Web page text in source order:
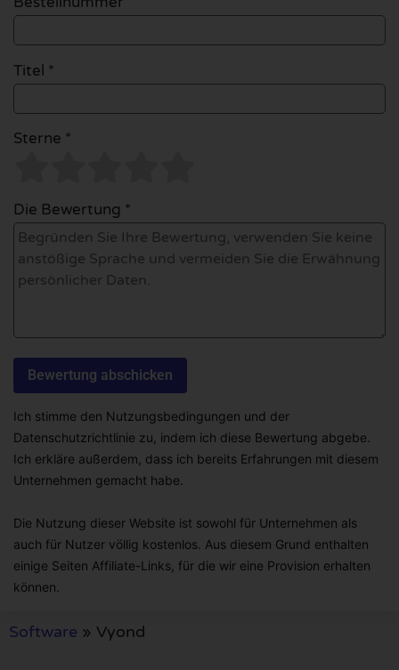
Titel *
Sterne *
Die Bewertung *
Ich stimme den Nutzungsbedingungen und der
Datenschutzrichtlinie zu, indem ich diese Bewertung abgebe.
Ich erkläre außerdem, dass ich bereits Erfahrungen mit diesem
Unternehmen gemacht habe.
Die Nutzung dieser Website ist sowohl für Unternehmen als
auch für Nutzer völlig kostenlos. Aus diesem Grund enthalten
einige Seiten Affiliate-Links, für die wir eine Provision erhalten
können.
Software » Vyond